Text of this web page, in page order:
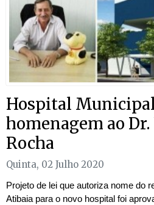
Hospital
homenagem ao
Rocha
Quinta, 02 Julho 2020
Projeto de lei que autoriza nome do
Atibaia para o novo hospital foi